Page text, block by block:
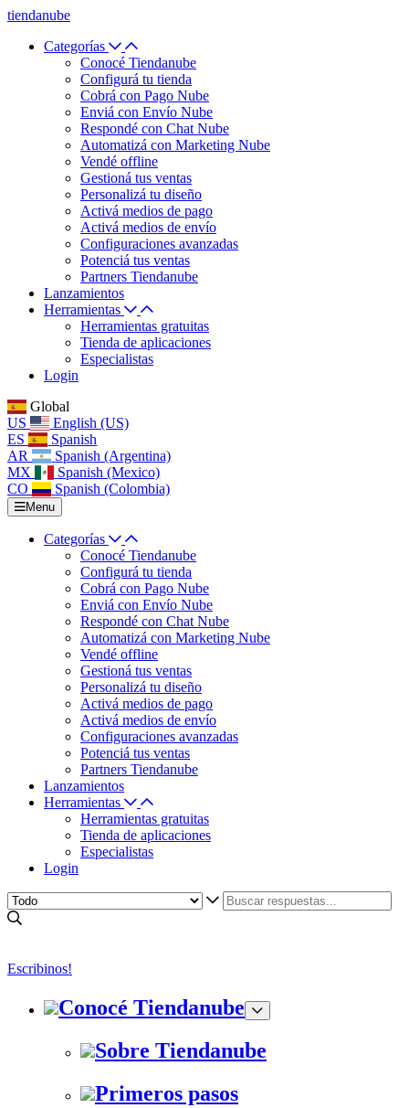
tiendanube
Categorías
Conocé Tiendanube
Configurá tu tienda
Cobrá con Pago Nube
Enviá con Envío Nube
Respondé con Chat Nube
Automatizá con Marketing Nube
Vendé offline
Gestioná tus ventas
Personalizá tu diseño
Activá medios de pago
Activá medios de envío
Configuraciones avanzadas
Potenciá tus ventas
Partners Tiendanube
Lanzamientos
Herramientas
Herramientas gratuitas
Tienda de aplicaciones
Especialistas
Login
Global
US
English (US)
ES
Spanish
AR
Spanish (Argentina)
MX
Spanish (Mexico)
CO
Spanish (Colombia)
Menu
Categorías
Conocé Tiendanube
Configurá tu tienda
Cobrá con Pago Nube
Enviá con Envío Nube
Respondé con Chat Nube
Automatizá con Marketing Nube
Vendé offline
Gestioná tus ventas
Personalizá tu diseño
Activá medios de pago
Activá medios de envío
Configuraciones avanzadas
Potenciá tus ventas
Partners Tiendanube
Lanzamientos
Herramientas
Herramientas gratuitas
Tienda de aplicaciones
Especialistas
Login
Escribinos!
Conocé Tiendanube
Sobre Tiendanube
Primeros pasos